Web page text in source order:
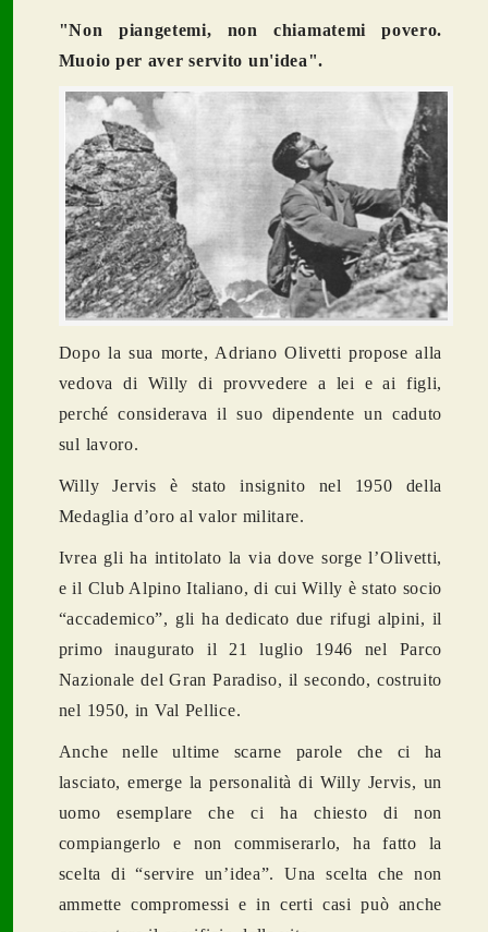
"Non piangetemi, non chiamatemi povero.
Muoio per aver servito un'idea".
Dopo la sua morte, Adriano Olivetti propose alla
vedova di Willy di provvedere a lei e ai figli,
perché considerava il suo dipendente un caduto
sul lavoro.
Willy Jervis è stato insignito nel 1950 della
Medaglia d’oro al valor militare.
Ivrea gli ha intitolato la via dove sorge l’Olivetti,
e il Club Alpino Italiano, di cui Willy è stato socio
“accademico”, gli ha dedicato due rifugi alpini, il
primo inaugurato il 21 luglio 1946 nel Parco
Nazionale del Gran Paradiso, il secondo, costruito
nel 1950, in Val Pellice.
Anche nelle ultime scarne parole che ci ha
lasciato, emerge la personalità di Willy Jervis, un
uomo esemplare che ci ha chiesto di non
compiangerlo e non commiserarlo, ha fatto la
scelta di “servire un’idea”. Una scelta che non
ammette compromessi e in certi casi può anche